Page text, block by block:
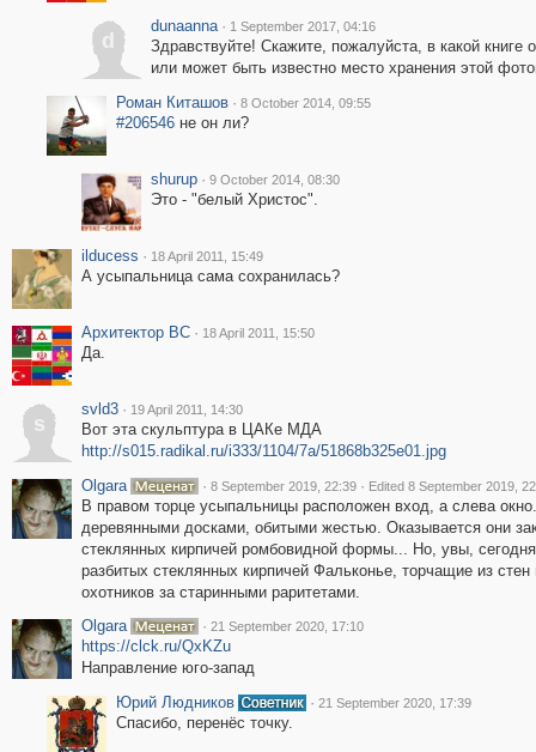
d
dunaanna · 1 September 2017, 04:16
Здравствуйте! Скажите, пожалуйста, в какой
или может быть известно место хранения этой
Роман Киташов · 8 October 2014, 09:55
#206546не он ли?
shurup · 9 October 2014, 08:30
Это - "белый Христос".
ilducess · 18 April 2011, 15:49
А усыпальница сама сохранилась?
Архитектор ВС · 18 April 2011, 15:50
Да.
s
svld3 · 19 April 2011, 14:30
Вот эта скульптура в ЦАКе МДА
http://s015.radikal.ru/i333/1104/7a/51868b325e01.jpg
Olgara
· 8 September 2019, 22:39 · Edited 8 September 2019,
В правом торце усыпальницы расположен вход, а слева
деревянными досками, обитыми жестью. Оказывается они
стеклянных кирпичей ромбовидной формы... Но, увы,
разбитых стеклянных кирпичей Фальконье, торчащие из
охотников за старинными раритетами.
Olgara
· 21 September 2020, 17:10
https://clck.ru/QxKZu
Направление юго-запад
Юрий Людников
· 21 September 2020, 17:39
Спасибо, перенёс точку.